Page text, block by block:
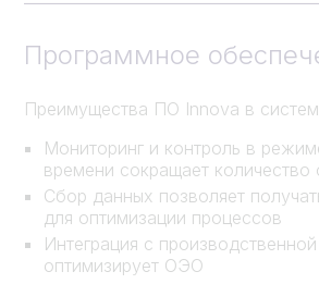
Программное
Преимущества ПО Innova в
Мониторинг и контроль в
времени сокращает количество
Сбор данных позволяет
для оптимизации процессов
Интеграция с
оптимизирует ОЭО